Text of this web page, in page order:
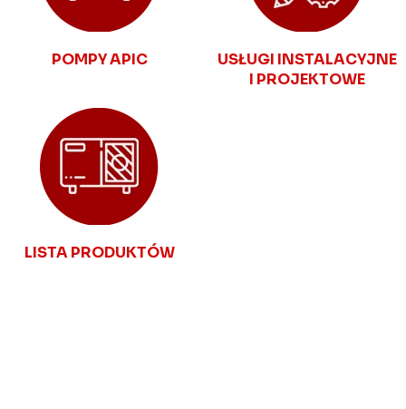
POMPY APIC
USŁUGI INSTALACYJNE
I PROJEKTOWE
LISTA PRODUKTÓW